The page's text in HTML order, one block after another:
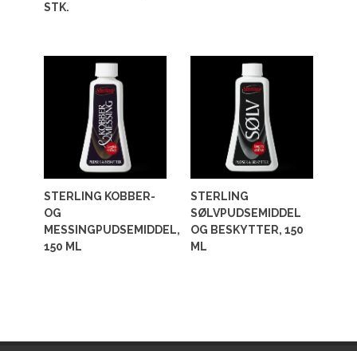
STK.
STERLING KOBBER-
OG
MESSINGPUDSEMIDDEL,
150 ML
STERLING
SØLVPUDSEMIDDEL
OG BESKYTTER, 150
ML